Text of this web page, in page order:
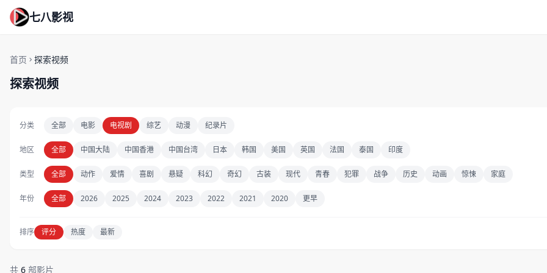
七八影视
首页 探索视频
探索视频
分类 全部 电影 电视剧 综艺 动漫 纪录片
地区 全部 中国大陆 中国香港 中国台湾 日本 韩国 美国 英国 法国 泰国 印度
类型 全部 动作 爱情 喜剧 悬疑 科幻 奇幻 古装 现代 青春 犯罪 战争 历史 动画 惊悚 家庭
年份 全部 2026 2025 2024 2023 2022 2021 2020 更早
排序 评分 热度 最新
共 6 部影片